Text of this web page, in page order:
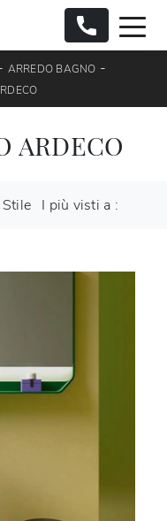
ARREDO BAGNO -
ARDECO
Stile I più visti a :